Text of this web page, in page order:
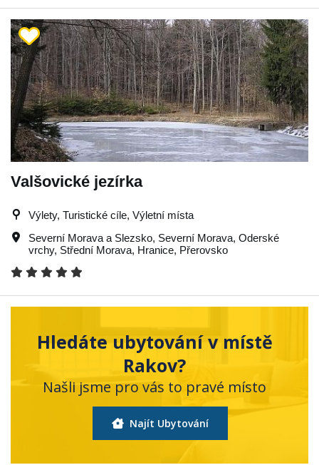
Valšovické jezírka
Výlety, Turistické cíle, Výletní místa
Severní Morava a Slezsko, Severní Morava, Oderské
vrchy, Střední Morava, Hranice, Přerovsko
Hledáte ubytování v místě
Rakov?
Našli jsme pro vás to pravé místo
Najít Ubytování